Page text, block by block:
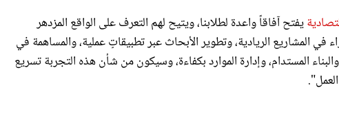
يفتح آفاقاً واعدة لطلابنا، ويتيح لهم التعرف على الواقع المزدهر
المشاريع الريادية، وتطوير الأبحاث عبر تطبيقاتٍ عملية، والمساهمة في
المستدام، وإدارة الموارد بكفاءة، وسيكون من شأن هذه التجربة تسريع